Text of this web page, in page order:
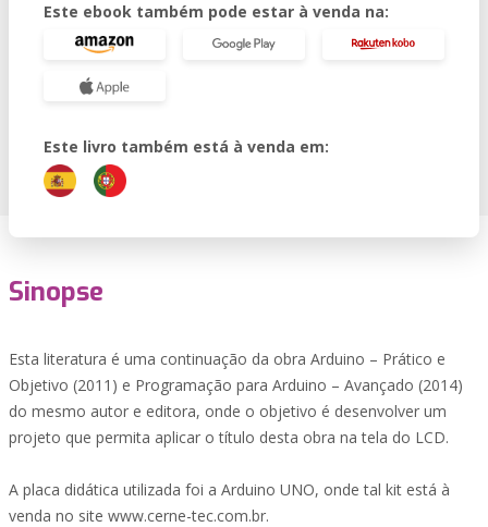
Este ebook também pode estar à venda na:
Este livro também está à venda em:
Sinopse
Esta literatura é uma continuação da obra Arduino – Prático e
Objetivo (2011) e Programação para Arduino – Avançado (2014)
do mesmo autor e editora, onde o objetivo é desenvolver um
projeto que permita aplicar o título desta obra na tela do LCD.
A placa didática utilizada foi a Arduino UNO, onde tal kit está à
venda no site www.cerne-tec.com.br.